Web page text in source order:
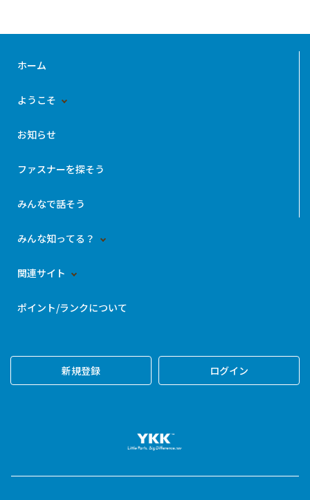
ホーム
ようこそ
お知らせ
ファスナーを探そう
みんなで話そう
みんな知ってる？
関連サイト
ポイント/ランクについて
新規登録 ログイン